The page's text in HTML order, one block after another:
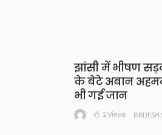
झांसी में भीषण
के बेटे अबान
भी गई जान
2 Views BRIJESH